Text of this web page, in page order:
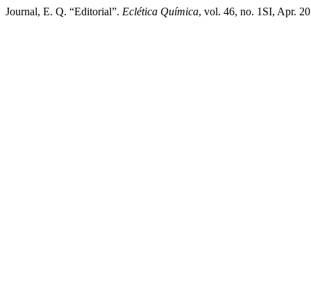
Journal, E. Q. “Editorial”. Eclética Química, vol. 46, no. 1SI, Apr.